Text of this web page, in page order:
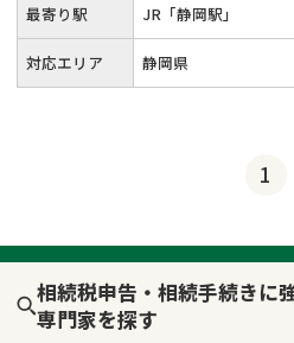
最寄り駅 JR「静岡駅」
対応エリア 静岡県
1
相続税申告・相続手続きに
専門家を探す